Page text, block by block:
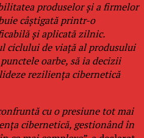
produselor și a firmelor
câștigată printr-o
și aplicată zilnic.
ciclului de viață al produsului
oarbe, să ia decizii
reziliența cibernetică
cu o presiune tot mai
cibernetică, gestionând în